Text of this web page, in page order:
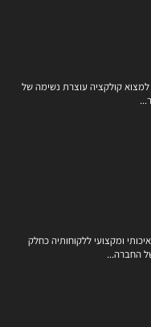
למצוא קולקציה עוצרת נשימה של
ומקצועי ללקוחותיה כחלק
החברה...